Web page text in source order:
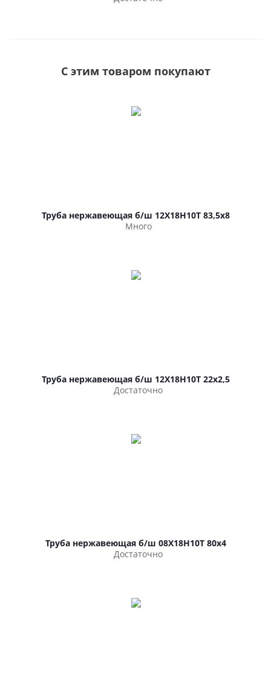
С этим товаром покупают
Труба нержавеющая б/ш 12Х18Н10Т 83,5х8
Много
Труба нержавеющая б/ш 12Х18Н10Т 22х2,5
Достаточно
Труба нержавеющая б/ш 08Х18Н10Т 80х4
Достаточно